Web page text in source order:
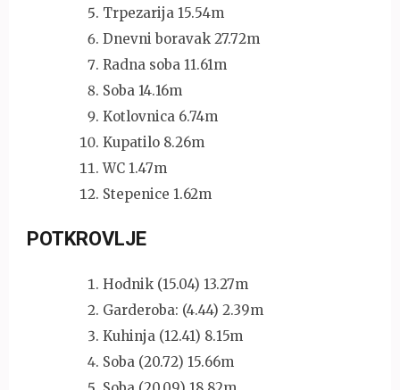
Trpezarija 15.54m
Dnevni boravak 27.72m
Radna soba 11.61m
Soba 14.16m
Kotlovnica 6.74m
Kupatilo 8.26m
WC 1.47m
Stepenice 1.62m
POTKROVLJE
Hodnik (15.04) 13.27m
Garderoba: (4.44) 2.39m
Kuhinja (12.41) 8.15m
Soba (20.72) 15.66m